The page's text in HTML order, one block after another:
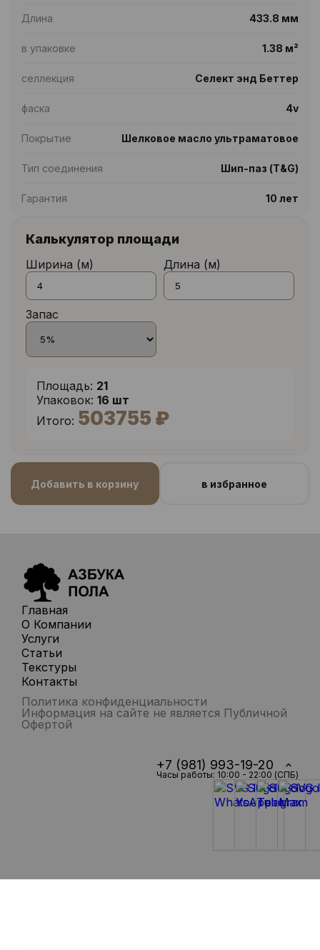
Длина 433.8 мм
в упаковке 1.38 м²
селлекция Селект энд Беттер
фаска 4v
Покрытие Шелковое масло ультраматовое
Тип соединения Шип-паз (T&G)
Гарантия 10 лет
Калькулятор площади
Ширина (м) Длина (м)
Запас
Площадь: 21
Упаковок: 16 шт
Итого: 503755 ₽
Добавить в корзину в избранное
Главная
О Компании
Услуги
Статьи
Текстуры
Контакты
Политика конфиденциальности
Информация на сайте не является Публичной
Офертой
+7 (981) 993-19-20
Часы работы: 10:00 - 22:00 (СПБ)